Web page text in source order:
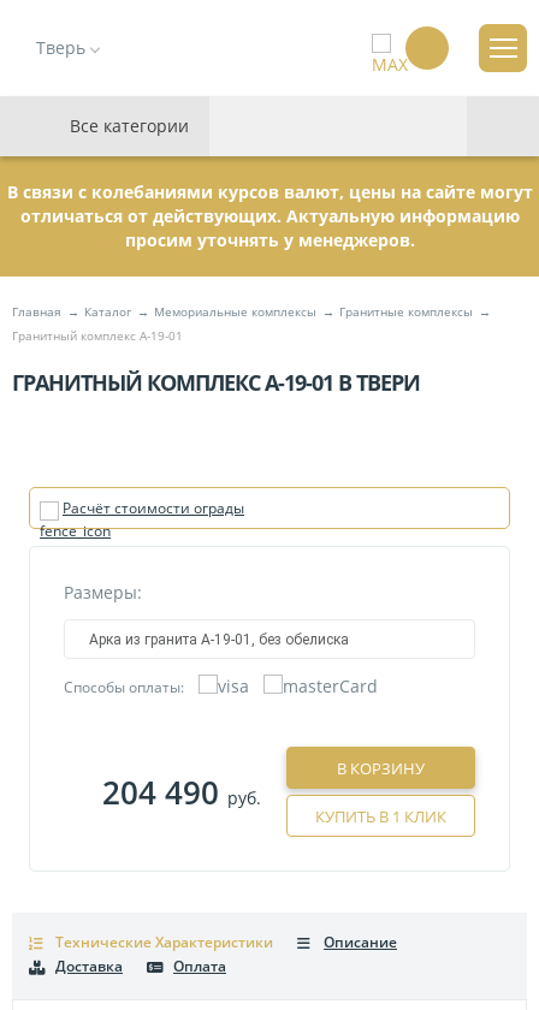
Тверь
Все категории
В связи с колебаниями курсов валют, цены на сайте могут
отличаться от действующих. Актуальную информацию
просим уточнять у менеджеров.
Главная Каталог Мемориальные комплексы
Гранитные комплексы
Гранитный комплекс А-19-01
ГРАНИТНЫЙ КОМПЛЕКС А-19-01 В ТВЕРИ
Расчёт стоимости ограды
Размеры:
Арка из гранита А-19-01, без обелиска
Способы оплаты:
204 490 руб.
В КОРЗИНУ
КУПИТЬ В 1 КЛИК
Технические Характеристики
Описание
Доставка
Оплата